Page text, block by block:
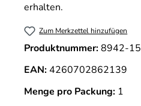
erhalten.
Zum Merkzettel hinzufügen
Produktnummer:8942-15
EAN:4260702862139
Menge pro Packung: 1